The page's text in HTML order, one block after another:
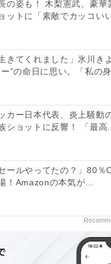
の姿も！ 木梨憲武、豪華
ットに「素敵でカッコい
きてくれました」氷川きよ
ー”の命日に思い。「私の
カー日本代表、炎上騒動
ショットに反響！ 「最高
ールやってたの？」80％
！Amazonの本気が...